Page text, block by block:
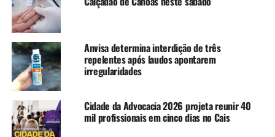
incluindo o recém-nascido que morreu. Os outros três
permanecem em estado estável, isolados e sob
acompanhamento de uma equipe exclusiva, sem contato
com outros setores do hospital.
Os demais pacientes seguem sob monitoramento
unidade, gestantes de alto risco estão sendo
encaminhadas para outras maternidades da Capital.
Anvisa determina interdição de três
repelentes após laudos apontarem
irregularidades
Cidade da Advocacia 2026 projeta reunir 40
mil profissionais em cinco dias no Cais